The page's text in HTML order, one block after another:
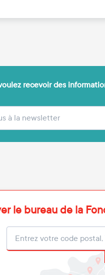
recevoir des
e-mail (obligatoire)
le bureau de la
Localisation